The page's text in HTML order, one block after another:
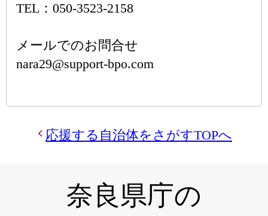
TEL：050-3523-2158
メールでのお問合せ
nara29@support-bpo.com
応援する自治体をさがすTOPへ
奈良県庁の